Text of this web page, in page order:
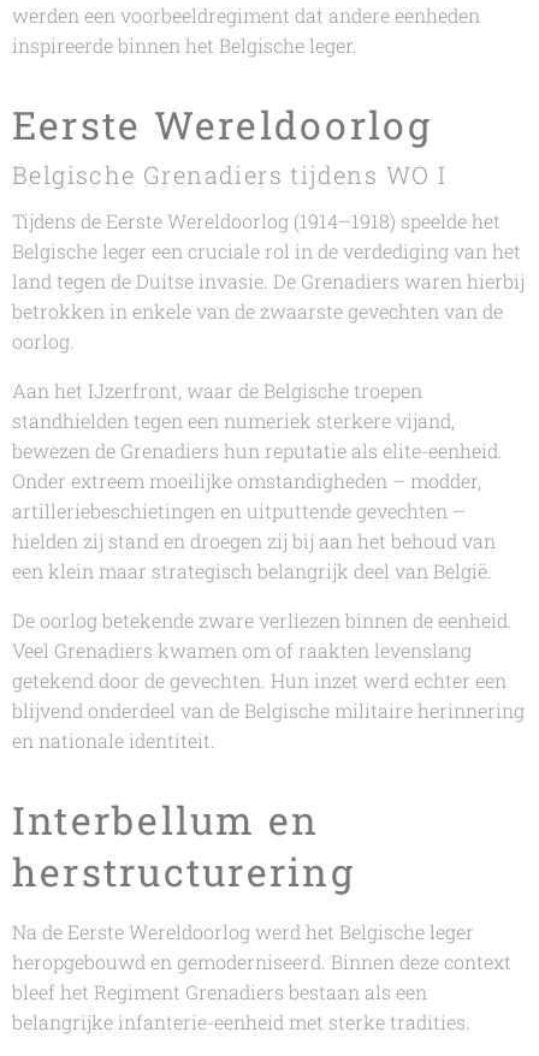
werden een voorbeeldregiment dat andere eenheden
inspireerde binnen het Belgische leger.
Eerste Wereldoorlog
Belgische Grenadiers tijdens WO I
Tijdens de Eerste Wereldoorlog (1914–1918) speelde het
Belgische leger een cruciale rol in de verdediging van het
land tegen de Duitse invasie. De Grenadiers waren hierbij
betrokken in enkele van de zwaarste gevechten van de
oorlog.
Aan het IJzerfront, waar de Belgische troepen
standhielden tegen een numeriek sterkere vijand,
bewezen de Grenadiers hun reputatie als elite-eenheid.
Onder extreem moeilijke omstandigheden – modder,
artilleriebeschietingen en uitputtende gevechten –
hielden zij stand en droegen zij bij aan het behoud van
een klein maar strategisch belangrijk deel van België.
De oorlog betekende zware verliezen binnen de eenheid.
Veel Grenadiers kwamen om of raakten levenslang
getekend door de gevechten. Hun inzet werd echter een
blijvend onderdeel van de Belgische militaire herinnering
en nationale identiteit.
Interbellum en
herstructurering
Na de Eerste Wereldoorlog werd het Belgische leger
heropgebouwd en gemoderniseerd. Binnen deze context
bleef het Regiment Grenadiers bestaan als een
belangrijke infanterie-eenheid met sterke tradities.